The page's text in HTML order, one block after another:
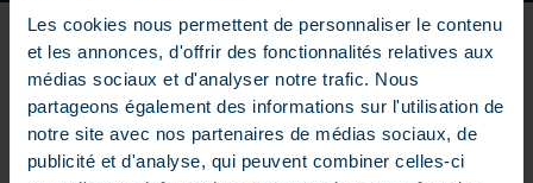
Les cookies nous permettent de personnaliser le contenu
et les annonces, d'offrir des fonctionnalités relatives aux
médias sociaux et d'analyser notre trafic. Nous
partageons également des informations sur l'utilisation de
notre site avec nos partenaires de médias sociaux, de
publicité et d'analyse, qui peuvent combiner celles-ci
Piscine enterrée extérieure ou intérieure, piscine petite dimension
ou extra large, formes carrés, rectangles ou arrondies, piscine à